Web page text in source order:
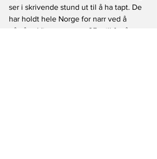
ser i skrivende stund ut til å ha tapt. De
har holdt hele Norge for narr ved å
påstå at Vipers trengte 25 mill for å